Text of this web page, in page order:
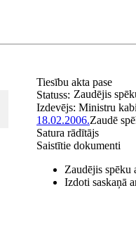
Tiesību akta pase
Statuss: Zaudējis
Izdevējs: Ministru
18.02.2006.Zaudē
Satura rādītājs
Saistītie dokumenti
Zaudējis spēku
Izdoti saskaņā